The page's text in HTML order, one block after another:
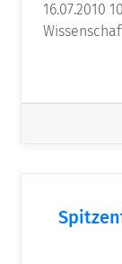
16.07.2010